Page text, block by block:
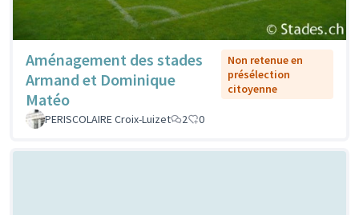
Aménagement des stades
Armand et Dominique
Matéo
Non retenue en
présélection
citoyenne
PERISCOLAIRE Croix-Luizet 2 0